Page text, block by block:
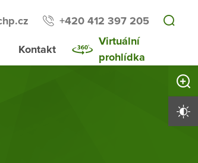
+420 412 397 205
Kontakt
Virtuální
prohlídka